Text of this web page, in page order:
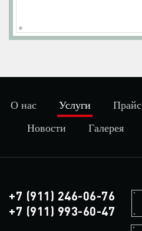
О нас Услуги Прайс
Новости
Галерея
+7 (911) 246-06-76
+7 (911) 993-60-47